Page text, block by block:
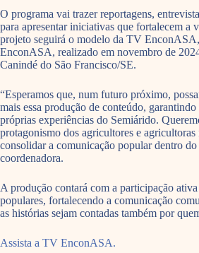
O programa vai trazer reportagens,
para apresentar iniciativas que fortalecem a
projeto seguirá o modelo da TV
EnconASA, realizado em novembro de
Canindé do São Francisco/SE.
“Esperamos que, num futuro próximo,
mais essa produção de conteúdo, garantindo
próprias experiências do Semiárido.
protagonismo dos agricultores e agricultoras
consolidar a comunicação popular dentro do
coordenadora.
A produção contará com a participação
populares, fortalecendo a comunicação
as histórias sejam contadas também por
Assista a TV EnconASA.